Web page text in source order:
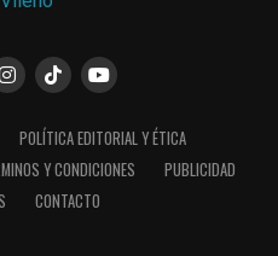
POLÍTICA EDITORIAL Y ÉTICA
Y CONDICIONES
PUBLICIDAD
CONTACTO